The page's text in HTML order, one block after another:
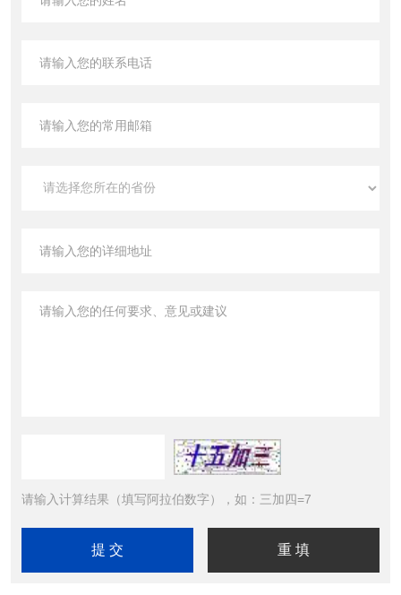
请输入计算结果（填写阿拉伯数字），如：三加四=7